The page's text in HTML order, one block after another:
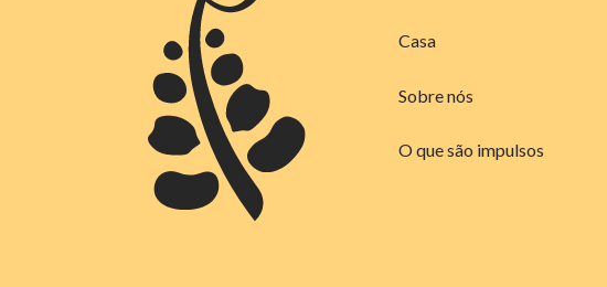
Casa
Sobre nós
O que são impulsos